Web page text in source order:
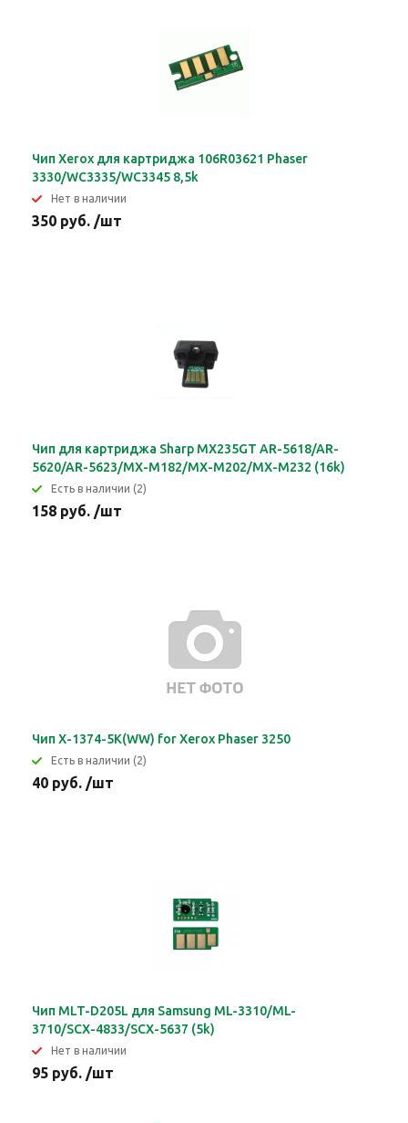
Чип Xerox для картриджа 106R03621 Phaser
3330/WC3335/WC3345 8,5k
Нет в наличии
350 руб. /шт
Чип для картриджа Sharp MX235GT AR-5618/AR-
5620/AR-5623/MX-M182/MX-M202/MX-M232 (16k)
Eсть в наличии (2)
158 руб. /шт
Чип X-1374-5K(WW) for Xerox Phaser 3250
Eсть в наличии (2)
40 руб. /шт
Чип MLT-D205L для Samsung ML-3310/ML-
3710/SCX-4833/SCX-5637 (5k)
Нет в наличии
95 руб. /шт